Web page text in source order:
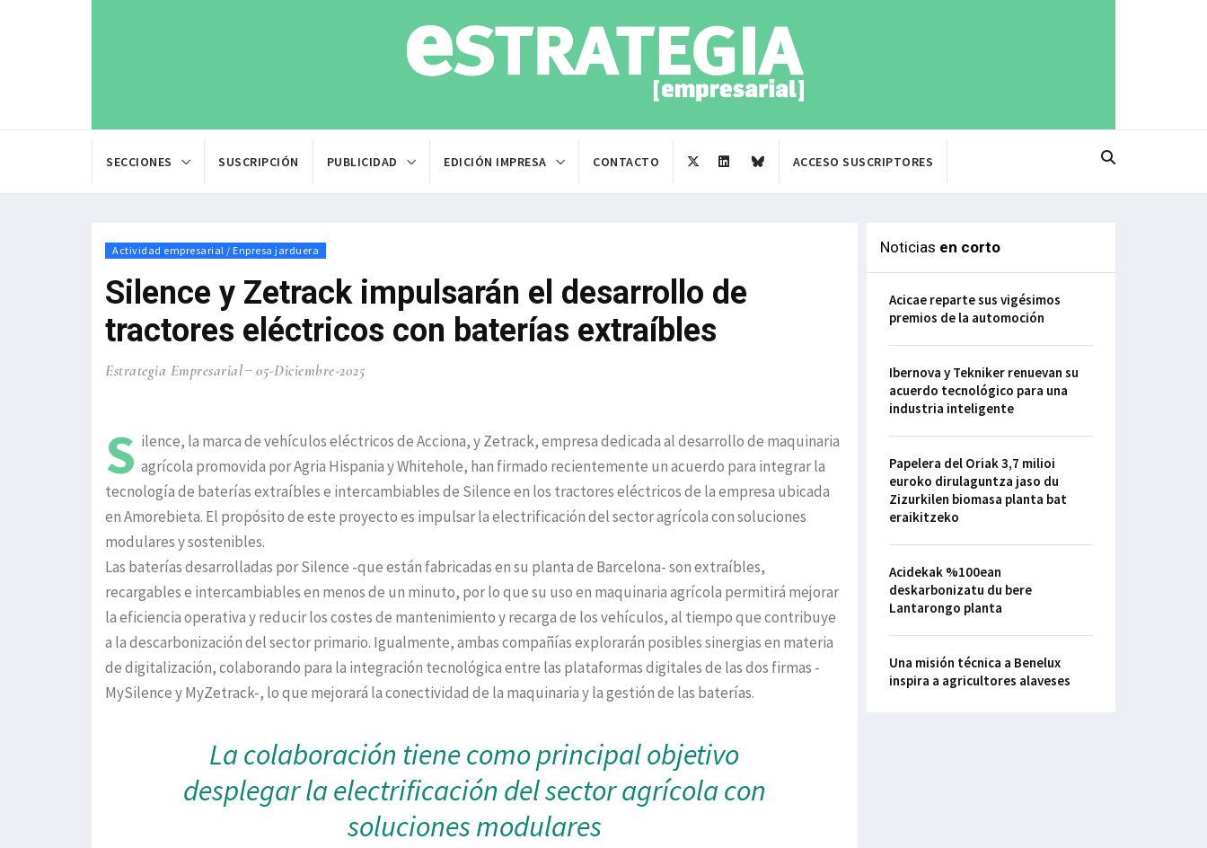
SECCIONES SUSCRIPCIÓN PUBLICIDAD EDICIÓN IMPRESA CONTACTO ACCESO SUSCRIPTORES
Actividad empresarial / Enpresa jarduera
Silence y Zetrack impulsarán el desarrollo de
tractores eléctricos con baterías extraíbles
Estrategia Empresarial 05-Diciembre-2025
S ilence, la marca de vehículos eléctricos de Acciona, y Zetrack, empresa dedicada al desarrollo de maquinaria
agrícola promovida por Agria Hispania y Whitehole, han firmado recientemente un acuerdo para integrar la
tecnología de baterías extraíbles e intercambiables de Silence en los tractores eléctricos de la empresa ubicada
en Amorebieta. El propósito de este proyecto es impulsar la electrificación del sector agrícola con soluciones
modulares y sostenibles.
Las baterías desarrolladas por Silence -que están fabricadas en su planta de Barcelona- son extraíbles,
recargables e intercambiables en menos de un minuto, por lo que su uso en maquinaria agrícola permitirá mejorar
la eficiencia operativa y reducir los costes de mantenimiento y recarga de los vehículos, al tiempo que contribuye
a la descarbonización del sector primario. Igualmente, ambas compañías explorarán posibles sinergias en materia
de digitalización, colaborando para la integración tecnológica entre las plataformas digitales de las dos firmas -
MySilence y MyZetrack-, lo que mejorará la conectividad de la maquinaria y la gestión de las baterías.
La colaboración tiene como principal objetivo
desplegar la electrificación del sector agrícola con
soluciones modulares
Noticias en corto
Acicae reparte sus vigésimos
premios de la automoción
Ibernova y Tekniker renuevan su
acuerdo tecnológico para una
industria inteligente
Papelera del Oriak 3,7 milioi
euroko dirulaguntza jaso du
Zizurkilen biomasa planta bat
eraikitzeko
Acidekak %100ean
deskarbonizatu du bere
Lantarongo planta
Una misión técnica a Benelux
inspira a agricultores alaveses